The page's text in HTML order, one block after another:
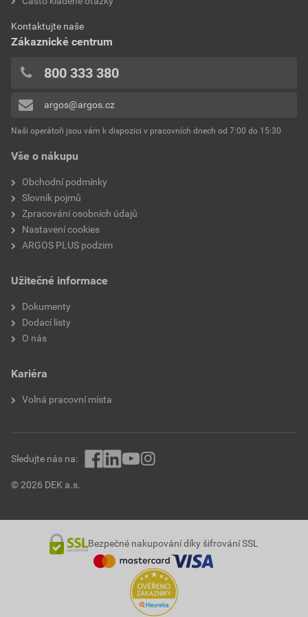
bez DPH za ks
Přidávat hodnocení může pouze přihlášený uživatel.
Vše o nákupu
Obchodní podmínky
Slovník pojmů
Zpracování osobních údajů
Nastavení cookies
ARGOS PLUS podzim
Užitečné informace
Dokumenty
Dodací listy
O nás
Kariéra
Volná pracovní místa
Kontaktujte naše
Zákaznické centrum
800 333 380
argos@argos.cz
Naši operátoři jsou vám k dispozici v pracovních dnech od 7:00 do 15:30
© 2026 DEK a.s.
Sledujte nás na:
Bezpečné nakupování díky šifrování SSL